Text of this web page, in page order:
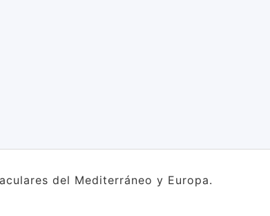
del Mediterráneo y Europa.